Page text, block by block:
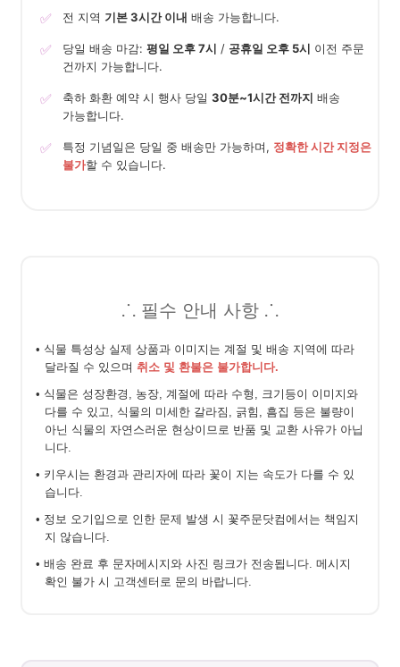
✅ 전 지역 기본 3시간 이내 배송 가능합니다.
✅ 당일 배송 마감: 평일 오후 7시 / 공휴일 오후 5시 이전 주문
건까지 가능합니다.
✅ 축하 화환 예약 시 행사 당일 30분~1시간 전까지 배송
가능합니다.
✅ 특정 기념일은 당일 중 배송만 가능하며, 정확한 시간 지정은
불가할 수 있습니다.
⸫ 필수 안내 사항 ⸫
• 식물 특성상 실제 상품과 이미지는 계절 및 배송 지역에 따라
달라질 수 있으며 취소 및 환불은 불가합니다.
• 식물은 성장환경, 농장, 계절에 따라 수형, 크기등이 이미지와
다를 수 있고, 식물의 미세한 갈라짐, 긁힘, 흠집 등은 불량이
아닌 식물의 자연스러운 현상이므로 반품 및 교환 사유가 아닙
니다.
• 키우시는 환경과 관리자에 따라 꽃이 지는 속도가 다를 수 있
습니다.
• 정보 오기입으로 인한 문제 발생 시 꽃주문닷컴에서는 책임지
지 않습니다.
• 배송 완료 후 문자메시지와 사진 링크가 전송됩니다. 메시지
확인 불가 시 고객센터로 문의 바랍니다.